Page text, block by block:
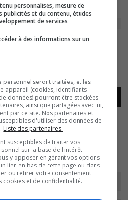
ROBERT // PLATEAU DOUBLE
DOUBLE
– Plateau double
double.
personnalisés, mesure de
publicités et du contenu, études
de services
à des informations sur un
personnel seront traitées, et les
appareil (cookies, identifiants
données) pourront être stockées
ainsi que partagées avec lui,
par ce site. Nos partenaires et
d'utiliser des données de
Liste des partenaires.
susceptibles de traiter vos
sur la base de l'intérêt
y opposer en gérant vos options
lien en bas de cette page ou dans
ou retirer votre consentement
cookies et de confidentialité.